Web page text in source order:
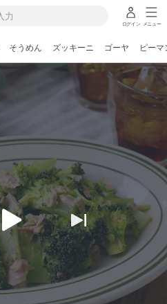
ログイン メニュー
そうめん ズッキーニ ゴーヤ ピーマ